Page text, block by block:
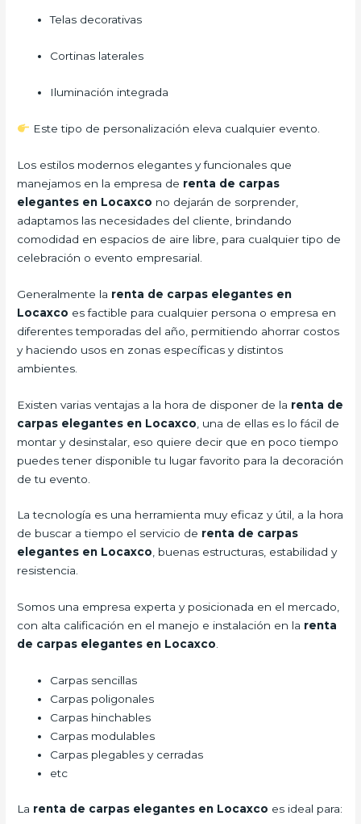
Telas decorativas
Cortinas laterales
Iluminación integrada
Este tipo de personalización eleva cualquier evento.
Los estilos modernos elegantes y funcionales que
manejamos en la empresa de renta de carpas
elegantes en Locaxco no dejarán de sorprender,
adaptamos las necesidades del cliente, brindando
comodidad en espacios de aire libre, para cualquier tipo de
celebración o evento empresarial.
Generalmente la renta de carpas elegantes en
Locaxco es factible para cualquier persona o empresa en
diferentes temporadas del año, permitiendo ahorrar costos
y haciendo usos en zonas específicas y distintos
ambientes.
Existen varias ventajas a la hora de disponer de la renta de
carpas elegantes en Locaxco , una de ellas es lo fácil de
montar y desinstalar, eso quiere decir que en poco tiempo
puedes tener disponible tu lugar favorito para la decoración
de tu evento.
La tecnología es una herramienta muy eficaz y útil, a la hora
de buscar a tiempo el servicio de renta de carpas
elegantes en Locaxco, buenas estructuras, estabilidad y
resistencia.
Somos una empresa experta y posicionada en el mercado,
con alta calificación en el manejo e instalación en la renta
de carpas elegantes en Locaxco.
Carpas sencillas
Carpas poligonales
Carpas hinchables
Carpas modulables
Carpas plegables y cerradas
etc
La renta de carpas elegantes en Locaxco es ideal para: